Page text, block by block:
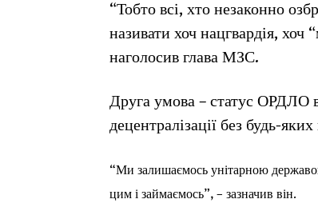
“Тобто всі, хто незаконно
називати хоч нацгвардія, хоч
наголосив глава МЗС.
Друга умова – статус ОРДЛО
децентралізації без будь-
“Ми залишаємось унітарною
цим і займаємось”, – зазначив він.